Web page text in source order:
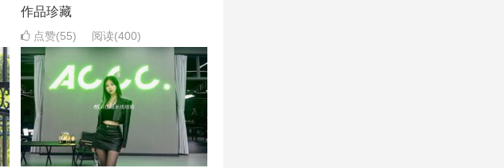
作品珍藏
点赞(55) 阅读(400)